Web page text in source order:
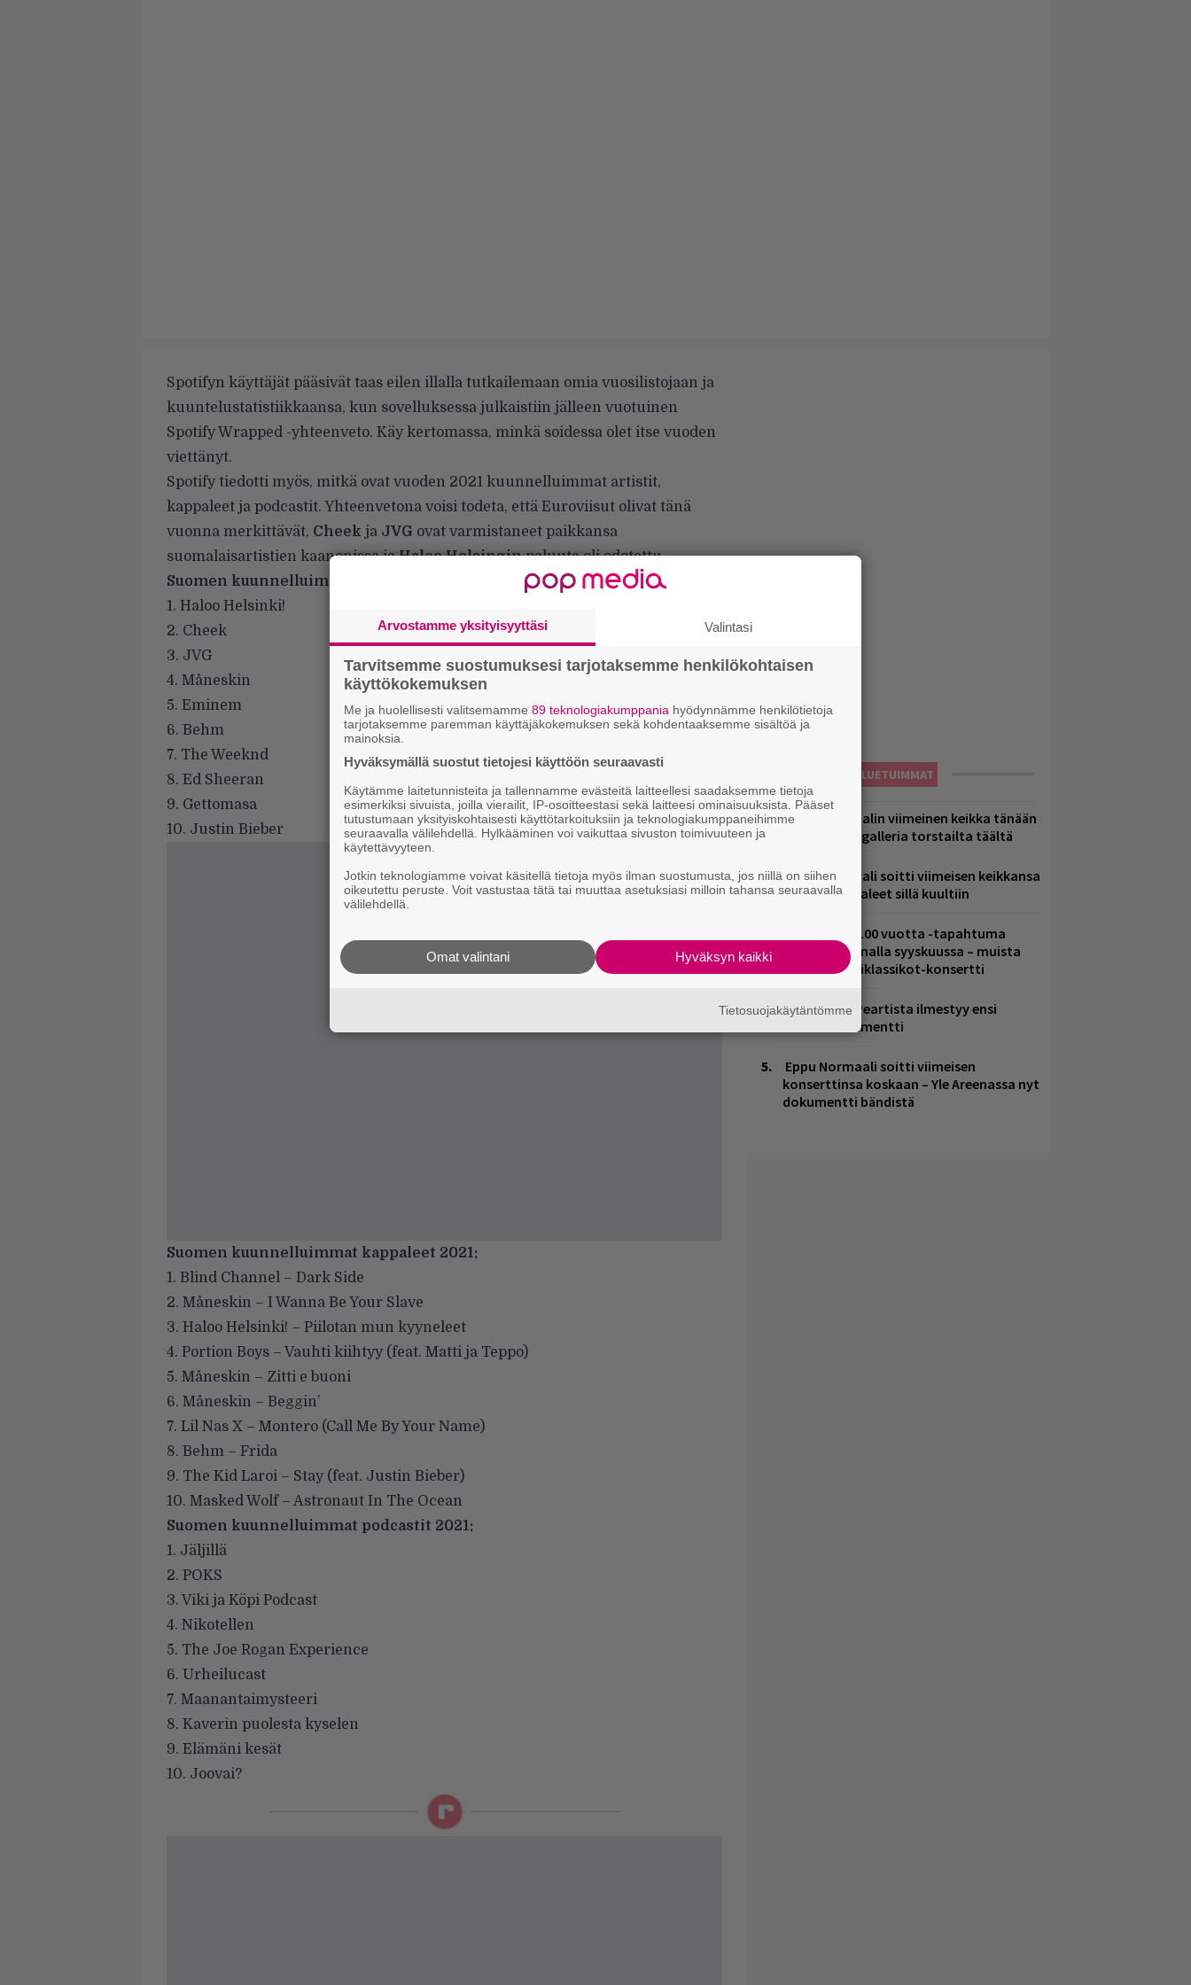
Spotifyn käyttäjät pääsivät taas eilen illalla tutkailemaan omia vuosilistojaan ja
kuuntelustatistiikkaansa, kun sovelluksessa julkaistiin jälleen vuotuinen
Spotify Wrapped -yhteenveto. Käy kertomassa, minkä soidessa olet itse vuoden
viettänyt.
Spotify tiedotti myös, mitkä ovat vuoden 2021 kuunnelluimmat artistit,
kappaleet ja podcastit. Yhteenvetona voisi todeta, että Euroviisut olivat tänä
vuonna merkittävät, Cheek ja JVG ovat varmistaneet paikkansa
suomalaisartistien kaanonissa jaHaloo Helsinginpaluuta oli odotettu.
Suomen kuunnelluimmat artistit 2021:
1. Haloo Helsinki!
2. Cheek
3. JVG
4. Måneskin
5. Eminem
6. Behm
7. The Weeknd
8. Ed Sheeran
9. Gettomasa
10. Justin Bieber
Suomen kuunnelluimmat kappaleet 2021:
1. Blind Channel – Dark Side
2. Måneskin – I Wanna Be Your Slave
3. Haloo Helsinki! – Piilotan mun kyyneleet
4. Portion Boys – Vauhti kiihtyy (feat. Matti ja Teppo)
5. Måneskin – Zitti e buoni
6. Måneskin – Beggin’
7. Lil Nas X – Montero (Call Me By Your Name)
8. Behm – Frida
9. The Kid Laroi – Stay (feat. Justin Bieber)
10. Masked Wolf – Astronaut In The Ocean
Suomen kuunnelluimmat podcastit 2021:
1. Jäljillä
2. POKS
3. Viki ja Köpi Podcast
4. Nikotellen
5. The Joe Rogan Experience
6. Urheilucast
7. Maanantaimysteeri
8. Kaverin puolesta kyselen
9. Elämäni kesät
10. Joovai?
LUETUIMMAT
Eppu Normaalin viimeinen keikka tänään
– katso kuvagalleria torstailta täältä
Eppu Normaali soitti viimeisen keikkansa
– nämä kappaleet sillä kuultiin
Valtava Yle 100 vuotta -tapahtuma
Veikkaus Arenalla syyskuussa – muista
myös metalliklassikot-konsertti
Rushin Neil Peartista ilmestyy ensi
kuussa dokumentti
Eppu Normaali soitti viimeisen
konserttinsa koskaan – Yle Areenassa nyt
dokumentti bändistä
Arvostamme yksityisyyttäsi Valintasi
Tarvitsemme suostumuksesi tarjotaksemme henkilökohtaisen
käyttökokemuksen
Me ja huolellisesti valitsemamme 89 teknologiakumppania hyödynnämme henkilötietoja
tarjotaksemme paremman käyttäjäkokemuksen sekä kohdentaaksemme sisältöä ja
mainoksia.
Hyväksymällä suostut tietojesi käyttöön seuraavasti
Käytämme laitetunnisteita ja tallennamme evästeitä laitteellesi saadaksemme tietoja
esimerkiksi sivuista, joilla vierailit, IP-osoitteestasi sekä laitteesi ominaisuuksista. Pääset
tutustumaan yksityiskohtaisesti käyttötarkoituksiin ja teknologiakumppaneihimme
seuraavalla välilehdellä. Hylkääminen voi vaikuttaa sivuston toimivuuteen ja
käytettävyyteen.
Jotkin teknologiamme voivat käsitellä tietoja myös ilman suostumusta, jos niillä on siihen
oikeutettu peruste. Voit vastustaa tätä tai muuttaa asetuksiasi milloin tahansa seuraavalla
välilehdellä.
Hyväksyn kaikki
Omat valintani
Tietosuojakäytäntömme